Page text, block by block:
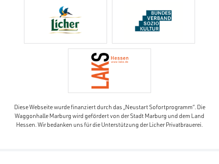
Diese Webseite wurde finanziert durch das „Neustart Sofortprogramm“. Die
Waggonhalle Marburg wird gefördert von der Stadt Marburg und dem Land
Hessen. Wir bedanken uns für die Unterstützung der Licher Privatbrauerei.